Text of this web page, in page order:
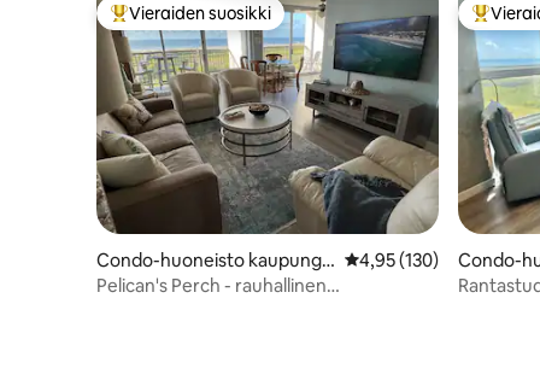
Vieraiden suosikkien parhaimmistoa
Vieraiden suosikki
Condo-huoneisto kaupungis
sa Galveston
Keskimääräinen arvio
4,95 (130)
Pelican's Perch - rauhallinen
Condo-
sa